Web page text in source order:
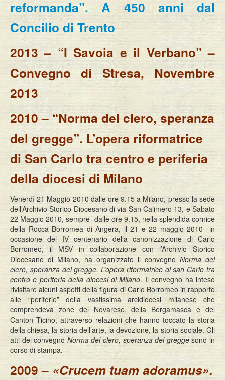
reformanda”. A 450 anni dal
Concilio di Trento
2013 – “I Savoia e il Verbano” –
Convegno di Stresa, Novembre
2013
2010 – “Norma del clero, speranza
del gregge”. L’opera riformatrice
di San Carlo tra centro e periferia
della diocesi di Milano
Venerdì 21 Maggio 2010 dalle ore 9.15 a Milano, presso la sede
dell’Archivio Storico Diocesano di via San Calimero 13, e Sabato
22 Maggio 2010, sempre dalle ore 9.15, nella splendida cornice
della Rocca Borromea di Angera, il 21 e 22 maggio 2010 in
occasione del IV centenario della canonizzazione di Carlo
Borromeo, il MSV in collaborazione con l’Archivio Storico
Diocesano di Milano, ha organizzato il convegno Norma del
clero, speranza del gregge. L’opera riformatrice di san Carlo tra
centro e periferia della diocesi di Milano. Il convegno ha inteso
rivisitare alcuni aspetti della figura di Carlo Borromeo in rapporto
alle “periferie” della vastissima arcidiocesi milanese che
comprendeva zone del Novarese, della Bergamasca e del
Canton Ticino, attraverso relazioni che hanno toccato la storia
della chiesa, la storia dell’arte, la devozione, la storia sociale. Gli
atti del convegno Norma del clero, speranza del greggesono in
corso di stampa.
2009 – «Crucem tuam adoramus».